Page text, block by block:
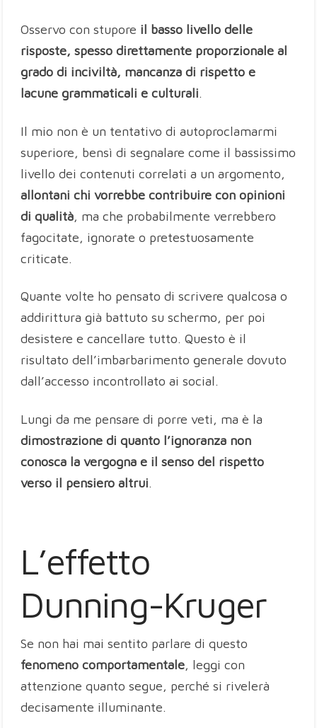
Osservo con stupore il basso livello delle
risposte, spesso direttamente proporzionale al
grado di inciviltà, mancanza di rispetto e
lacune grammaticali e culturali.
Il mio non è un tentativo di autoproclamarmi
superiore, bensì di segnalare come il bassissimo
livello dei contenuti correlati a un argomento,
allontani chi vorrebbe contribuire con opinioni
di qualità, ma che probabilmente verrebbero
fagocitate, ignorate o pretestuosamente
criticate.
Quante volte ho pensato di scrivere qualcosa o
addirittura già battuto su schermo, per poi
desistere e cancellare tutto. Questo è il
risultato dell’imbarbarimento generale dovuto
dall’accesso incontrollato ai social.
Lungi da me pensare di porre veti, ma è la
dimostrazione di quanto l’ignoranza non
conosca la vergogna e il senso del rispetto
verso il pensiero altrui.
L’effetto
Dunning-Kruger
Se non hai mai sentito parlare di questo
fenomeno comportamentale, leggi con
attenzione quanto segue, perché si rivelerà
decisamente illuminante.